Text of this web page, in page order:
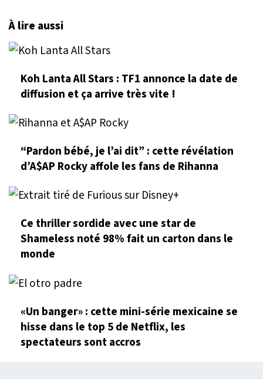
À lire aussi
Koh Lanta All Stars : TF1 annonce la date de
diffusion et ça arrive très vite !
“Pardon bébé, je l’ai dit” : cette révélation
d’A$AP Rocky affole les fans de Rihanna
Ce thriller sordide avec une star de
Shameless noté 98% fait un carton dans le
monde
«Un banger» : cette mini-série mexicaine se
hisse dans le top 5 de Netflix, les
spectateurs sont accros